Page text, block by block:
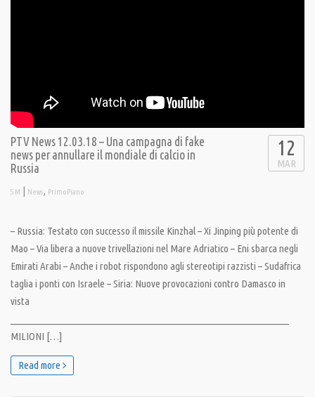
PTV News 12.03.18 – Una campagna di fake
news per annullare il mondiale di calcio in
Russia
S M | News, PrimoPiano
12
MAR
– Russia: Testato con successo il missile Kinzhal – Xi Jinping più potente di
Mao – Via libera a nuove trivellazioni nel Mare Adriatico – Eni sbarca negli
Emirati Arabi – Anche i robot rispondono agli stereotipi razzisti – Sudafrica
taglia i ponti con Israele – Siria: Nuove provocazioni contro Damasco in
vista
MILIONI […]
Read more